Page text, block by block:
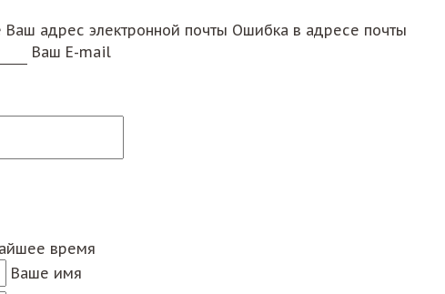
Ваш адрес электронной почты Ошибка в адресе почты
Ваш E-mail
время
Ваше имя